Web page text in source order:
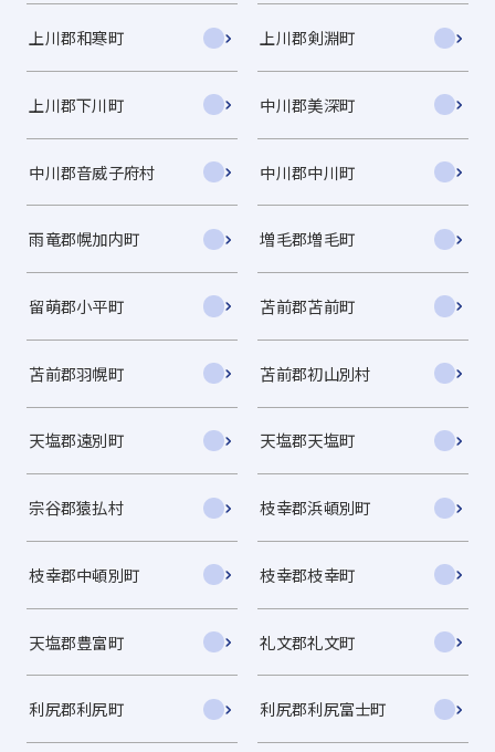
上川郡和寒町 上川郡剣淵町
上川郡下川町 中川郡美深町
中川郡音威子府村 中川郡中川町
雨竜郡幌加内町 増毛郡増毛町
留萌郡小平町 苫前郡苫前町
苫前郡羽幌町 苫前郡初山別村
天塩郡遠別町 天塩郡天塩町
宗谷郡猿払村 枝幸郡浜頓別町
枝幸郡中頓別町 枝幸郡枝幸町
天塩郡豊富町 礼文郡礼文町
利尻郡利尻町 利尻郡利尻富士町